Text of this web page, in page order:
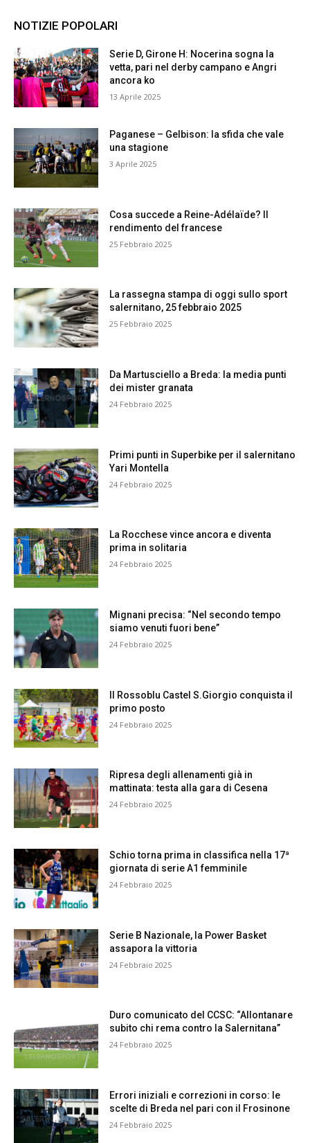
NOTIZIE POPOLARI
Serie D, Girone H: Nocerina sogna la
vetta, pari nel derby campano e Angri
ancora ko
13 Aprile 2025
Paganese – Gelbison: la sfida che vale
una stagione
3 Aprile 2025
Cosa succede a Reine-Adélaïde? Il
rendimento del francese
25 Febbraio 2025
La rassegna stampa di oggi sullo sport
salernitano, 25 febbraio 2025
25 Febbraio 2025
Da Martusciello a Breda: la media punti
dei mister granata
24 Febbraio 2025
Primi punti in Superbike per il salernitano
Yari Montella
24 Febbraio 2025
La Rocchese vince ancora e diventa
prima in solitaria
24 Febbraio 2025
Mignani precisa: “Nel secondo tempo
siamo venuti fuori bene”
24 Febbraio 2025
Il Rossoblu Castel S.Giorgio conquista il
primo posto
24 Febbraio 2025
Ripresa degli allenamenti già in
mattinata: testa alla gara di Cesena
24 Febbraio 2025
Schio torna prima in classifica nella 17ª
giornata di serie A1 femminile
24 Febbraio 2025
Serie B Nazionale, la Power Basket
assapora la vittoria
24 Febbraio 2025
Duro comunicato del CCSC: “Allontanare
subito chi rema contro la Salernitana”
24 Febbraio 2025
Errori iniziali e correzioni in corso: le
scelte di Breda nel pari con il Frosinone
24 Febbraio 2025